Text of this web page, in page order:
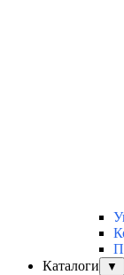
Каталоги
▼